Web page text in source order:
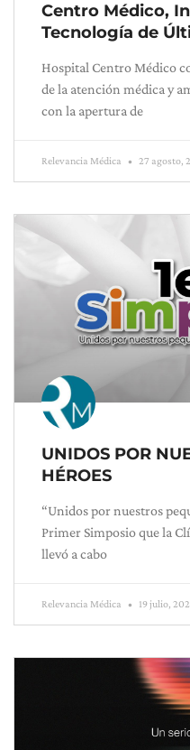
Centro Médico,
Tecnología de
Hospital Centro Médico
de la atención médica y
con la apertura de
Relevancia Médica 27 agosto,
UNIDOS POR
HÉROES
“Unidos por nuestros
Primer Simposio que la
llevó a cabo
Relevancia Médica 19 julio,